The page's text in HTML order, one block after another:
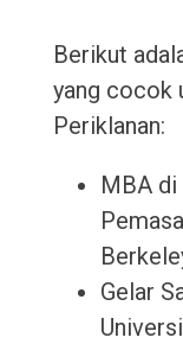
Berikut
yang cocok
Periklanan:
MBA di
Gelar